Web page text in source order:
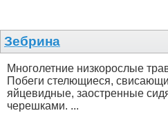
Зебрина
Многолетние низкорослые
Побеги стелющиеся,
яйцевидные, заостренные
черешками. ...